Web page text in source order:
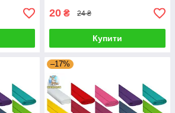
20 ₴ 24 ₴
Купити
–17%